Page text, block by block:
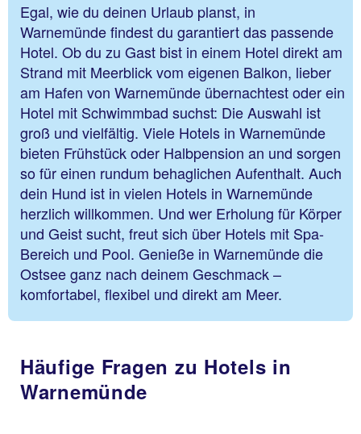
Egal, wie du deinen Urlaub planst, in
Warnemünde findest du garantiert das passende
Hotel. Ob du zu Gast bist in einem Hotel direkt am
Strand mit Meerblick vom eigenen Balkon, lieber
am Hafen von Warnemünde übernachtest oder ein
Hotel mit Schwimmbad suchst: Die Auswahl ist
groß und vielfältig. Viele Hotels in Warnemünde
bieten Frühstück oder Halbpension an und sorgen
so für einen rundum behaglichen Aufenthalt. Auch
dein Hund ist in vielen Hotels in Warnemünde
herzlich willkommen. Und wer Erholung für Körper
und Geist sucht, freut sich über Hotels mit Spa-
Bereich und Pool. Genieße in Warnemünde die
Ostsee ganz nach deinem Geschmack –
komfortabel, flexibel und direkt am Meer.
Häufige Fragen zu Hotels in
Warnemünde